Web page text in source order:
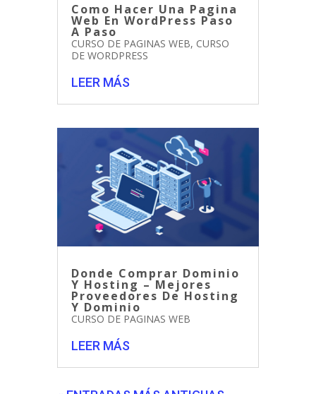
Como Hacer Una Pagina
Web En WordPress Paso
A Paso
CURSO DE PAGINAS WEB, CURSO
DE WORDPRESS
LEER MÁS
Donde Comprar Dominio
Y Hosting – Mejores
Proveedores De Hosting
Y Dominio
CURSO DE PAGINAS WEB
LEER MÁS